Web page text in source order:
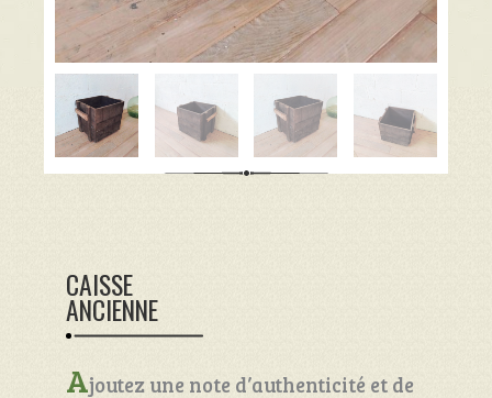
Ajoutez une note d’authenticité et de
CAISSE
ANCIENNE